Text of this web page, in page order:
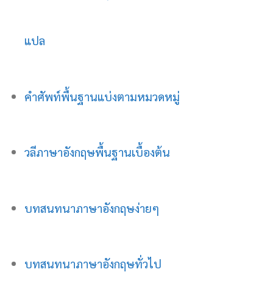
แปล
คำศัพท์พื้นฐานแบ่งตามหมวดหมู่
วลีภาษาอังกฤษพื้นฐานเบื้องต้น
บทสนทนาภาษาอังกฤษง่ายๆ
บทสนทนาภาษาอังกฤษทั่วไป